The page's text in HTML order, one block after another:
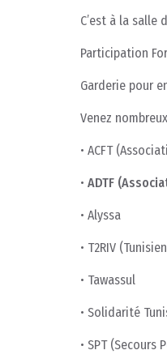
C’est à la salle
Participation
Garderie pour
Venez
• ACFT
• ADTF
• Alyssa
• T2RIV
• Tawassul
• Solidarité
• SPT (Secours